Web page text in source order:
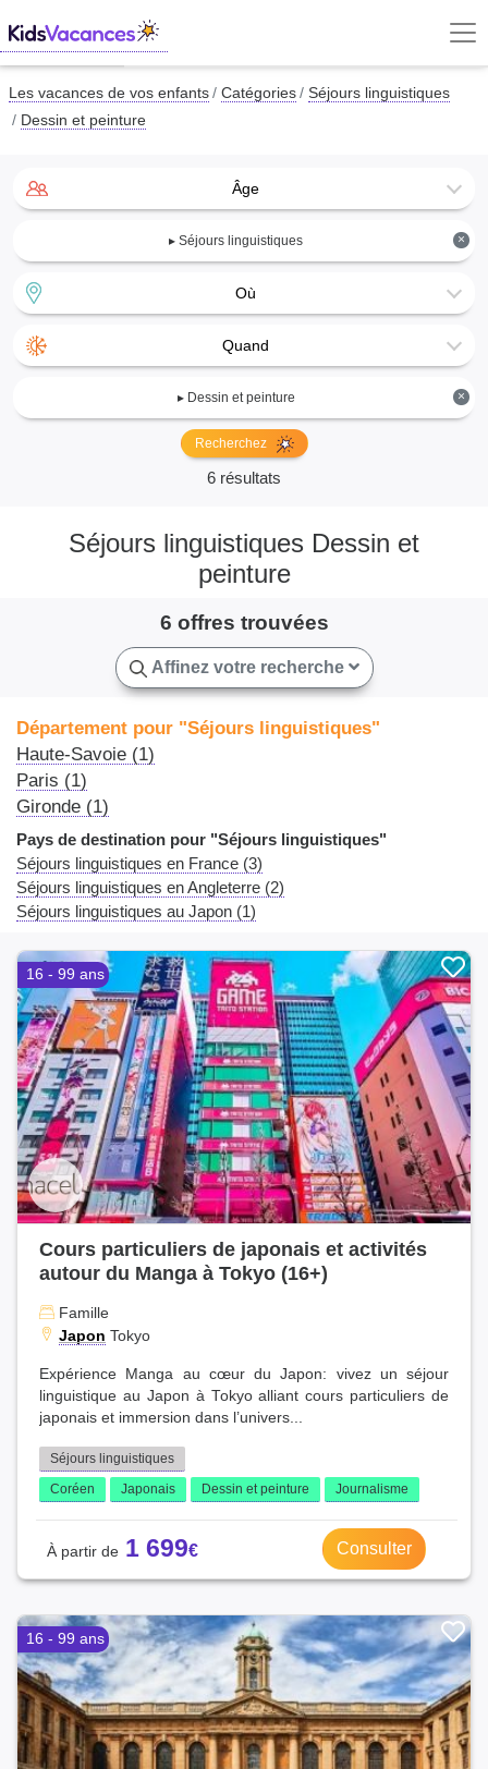
Les vacances de vos enfants Catégories
Séjours linguistiques
Dessin et peinture
Âge
×
▸ Séjours linguistiques
Où
Quand
×
▸ Dessin et peinture
Recherchez
6 résultats
Séjours linguistiques Dessin et
peinture
6 offres trouvées
Affinez votre recherche
Département pour "Séjours linguistiques"
Haute-Savoie (1)
Paris (1)
Gironde (1)
Pays de destination pour "Séjours linguistiques"
Séjours linguistiques en France (3)
Séjours linguistiques en Angleterre (2)
Séjours linguistiques au Japon (1)
16 - 99 ans
Cours particuliers de japonais et activités
autour du Manga à Tokyo (16+)
Famille
Japon Tokyo
Expérience Manga au cœur du Japon: vivez un séjour
linguistique au Japon à Tokyo alliant cours particuliers de
japonais et immersion dans l’univers...
Séjours linguistiques
Coréen
Japonais Dessin et peinture Journalisme
1 699 Consulter
16 - 99 ans